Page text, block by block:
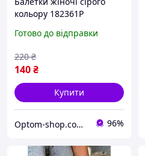
кольору 182361P
Готово до відправки
140₴
220 ₴
Купити
Optom-shop.com.ua - Оптовий інтернет-магазин: Одежа та взуття оптом, спідня білизна недорого 96%